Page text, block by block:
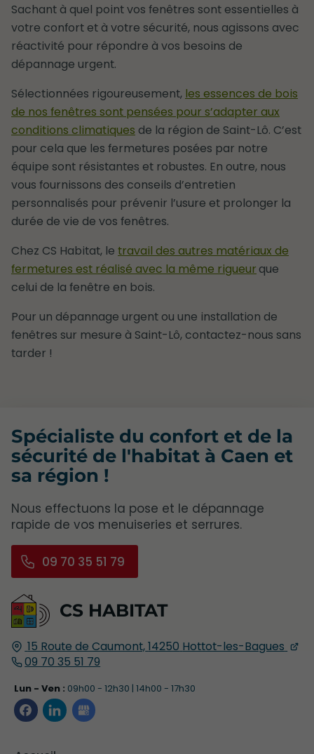
Sachant à quel point vos fenêtres sont essentielles à
votre confort et à votre sécurité, nous agissons avec
réactivité pour répondre à vos besoins de
dépannage urgent.
Sélectionnées rigoureusement, les essences de bois
de nos fenêtres sont pensées pour s’adapter aux
conditions climatiques de la région de Saint-Lô. C’est
pour cela que les fermetures posées par notre
équipe sont résistantes et robustes. En outre, nous
vous fournissons des conseils d’entretien
personnalisés pour prévenir l’usure et prolonger la
durée de vie de vos fenêtres.
Chez CS Habitat, le travail des autres matériaux de
fermetures est réalisé avec la même rigueur que
celui de la fenêtre en bois.
Pour un dépannage urgent ou une installation de
fenêtres sur mesure à Saint-Lô, contactez-nous sans
tarder !
CS HABITAT
15 Route de Caumont,14250 Hottot-les-Bagues
09 70 35 51 79
Lun - Ven : 09h00 - 12h30 | 14h00 - 17h30
Spécialiste du confort et de la
sécurité de l'habitat à Caen et
sa région !
Nous effectuons la pose et le dépannage
rapide de vos menuiseries et serrures.
09 70 35 51 79